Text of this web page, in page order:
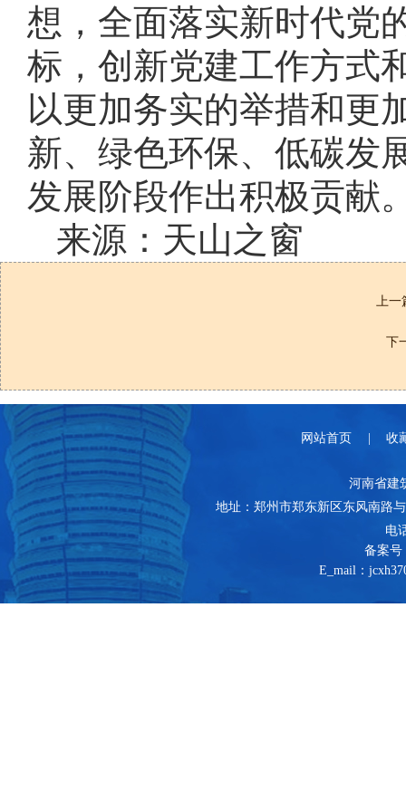
想，全面落实新时代党
标，创新党建工作方式
以更加务实的举措和更
新、绿色环保、低碳发
发展阶段作出积极贡献
来源：天山之窗
上一
下